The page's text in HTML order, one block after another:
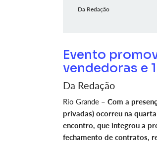
Da Redação
Evento
vendedoras e
Da Redação
Rio Grande – Com a
privadas) ocorreu na
encontro, que integrou a
fechamento de contratos,